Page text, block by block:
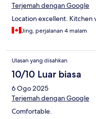
Terjemah dengan Google
Location excellent. Kitchen
Jing, perjalanan 4 malam
Ulasan yang disahkan
10/10 Luar biasa
6 Ogo 2025
Terjemah dengan Google
Comfortable.